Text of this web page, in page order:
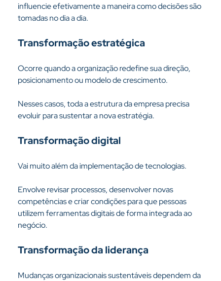
influencie efetivamente a maneira como decisões são
tomadas no dia a dia.
Transformação estratégica
Ocorre quando a organização redefine sua direção,
posicionamento ou modelo de crescimento.
Nesses casos, toda a estrutura da empresa precisa
evoluir para sustentar a nova estratégia.
Transformação digital
Vai muito além da implementação de tecnologias.
Envolve revisar processos, desenvolver novas
competências e criar condições para que pessoas
utilizem ferramentas digitais de forma integrada ao
negócio.
Transformação da liderança
Mudanças organizacionais sustentáveis dependem da